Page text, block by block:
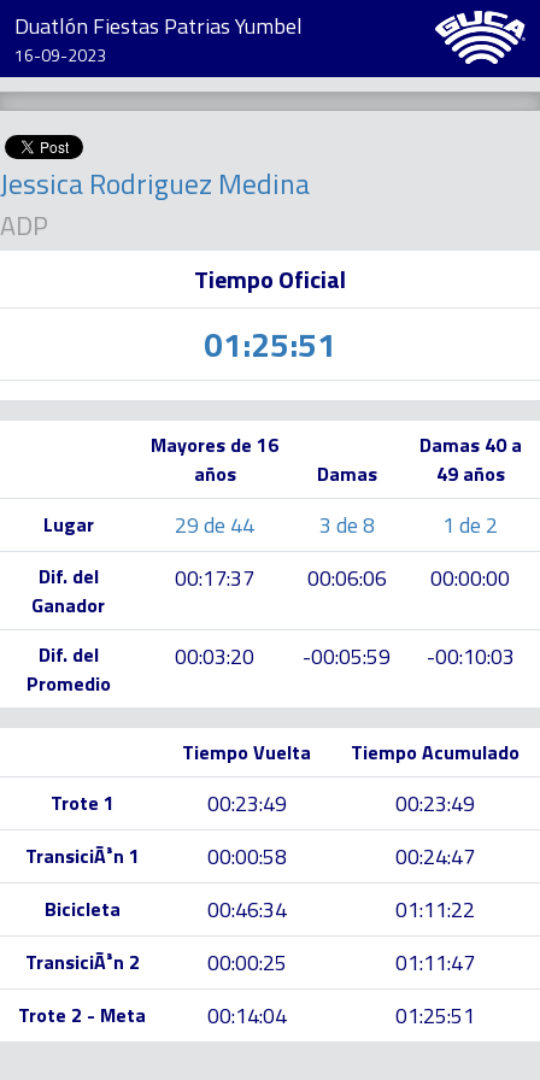
Duatlón Fiestas Patrias Yumbel
16-09-2023
Jessica Rodriguez Medina
ADP
Tiempo Oficial
01:25:51
Mayores de 16
años
Damas
Damas 40 a
49 años
Lugar
29 de 44 3 de 8 1 de 2
Dif. del
Ganador
00:17:37 00:06:06 00:00:00
Dif. del
Promedio
00:03:20 -00:05:59 -00:10:03
Tiempo Vuelta
Tiempo Acumulado
Trote 1
00:23:49 00:23:49
TransiciÃ³n 1 00:00:58 00:24:47
Bicicleta 00:46:34 01:11:22
TransiciÃ³n 2 00:00:25 01:11:47
Trote 2 - Meta 00:14:04 01:25:51